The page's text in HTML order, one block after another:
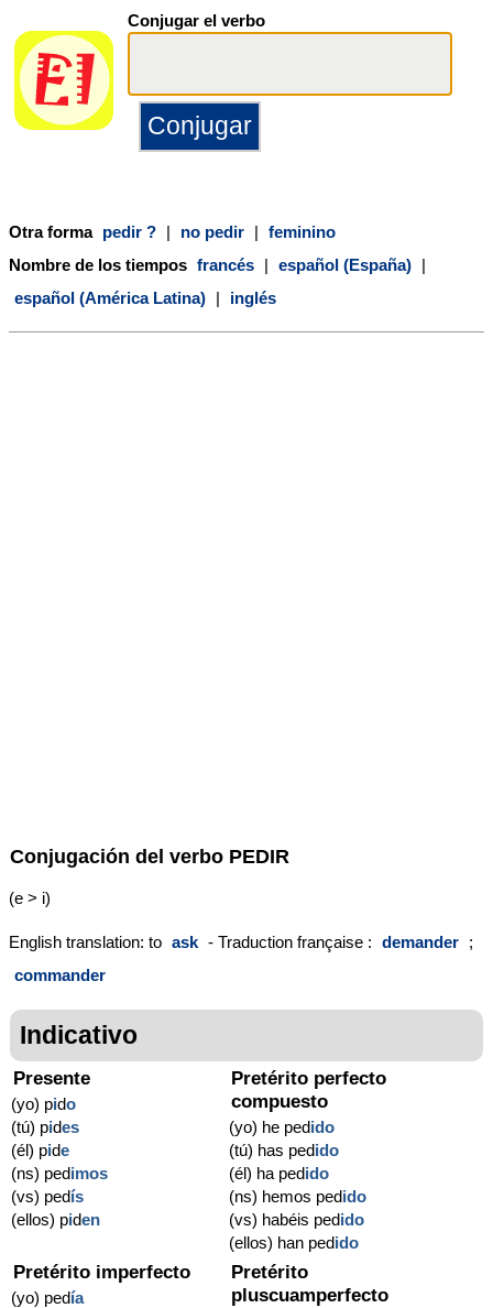
Conjugar el verbo
Otra forma pedir ? | no pedir | feminino
Nombre de los tiempos francés | español (España) |
español (América Latina) | inglés
Conjugación del verbo PEDIR
(e > i)
English translation: to ask - Traduction française : demander ;
commander
Indicativo
Presente
(yo) pido
(tú) pides
(él) pide
(ns) pedimos
(vs) pedís
(ellos) piden
Pretérito perfecto
compuesto
(yo) he pedido
(tú) has pedido
(él) ha pedido
(ns) hemos pedido
(vs) habéis pedido
(ellos) han pedido
Pretérito imperfecto
(yo) pedía
Pretérito
pluscuamperfecto